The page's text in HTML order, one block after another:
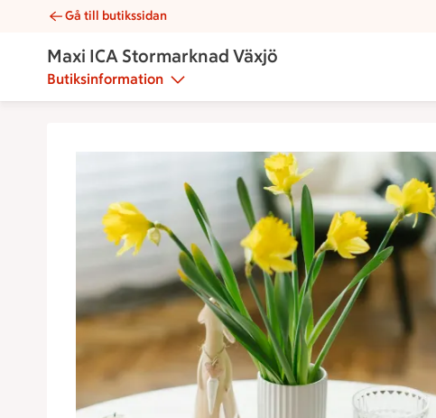
Kökets gubbröra | Catering Maxi ICA Stormarknad Växjö
Gå till butikssidan
Maxi ICA Stormarknad Växjö
Butiksinformation